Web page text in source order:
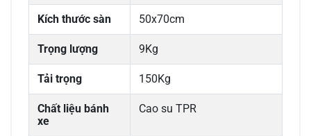
Kích thước sàn 50x70cm
Trọng lượng 9Kg
Tải trọng 150Kg
Chất liệu bánh
xe
Cao su TPR